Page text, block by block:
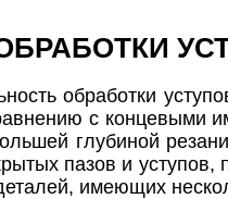
обработки
с концевыми
глубиной
пазов и
имеющих